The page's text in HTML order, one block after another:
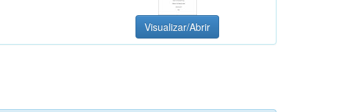
Visualizar/Abrir